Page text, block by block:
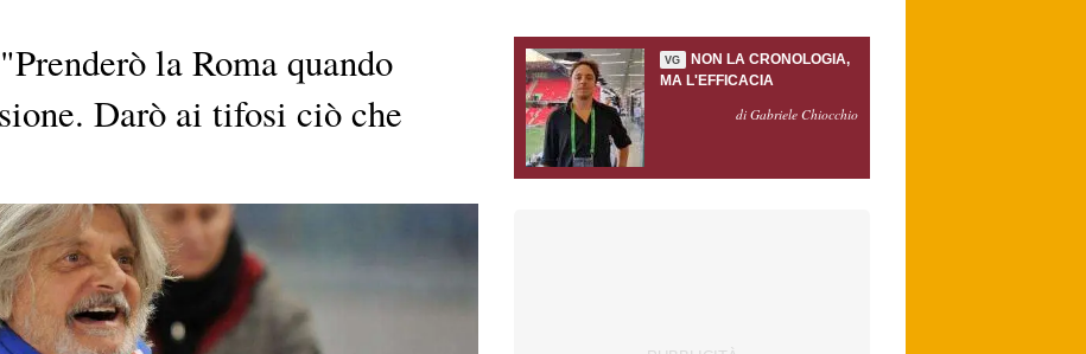
la Roma quando
Darò ai tifosi ciò che
VG
NON LA CRONOLOGIA,
MA L'EFFICACIA
di Gabriele Chiocchio